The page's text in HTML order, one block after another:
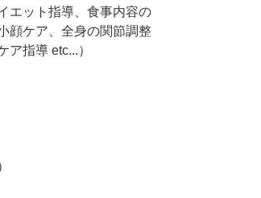
エット指導、食事内容の
顔ケア、全身の関節調整
指導 etc...）